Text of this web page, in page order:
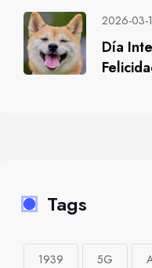
2026-03-
Día
Tags
1939 5G